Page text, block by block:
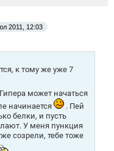
2011, 12:03
к тому же уже 7
Гипера может начаться
начинается
. Пей
белки, и пусть
У меня пункция
созрели, тебе тоже